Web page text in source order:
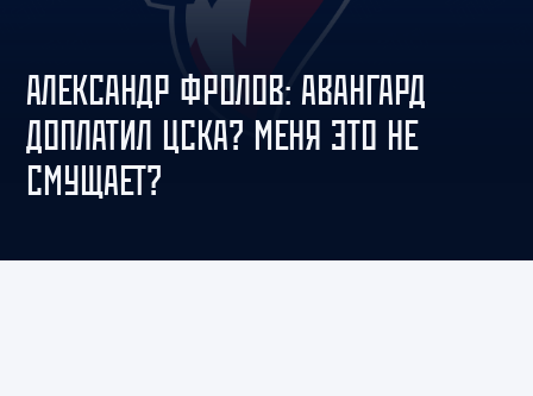
АЛЕКСАНДР ФРОЛОВ: АВАНГАРД
ДОПЛАТИЛ ЦСКА? МЕНЯ ЭТО НЕ
СМУЩАЕТ?